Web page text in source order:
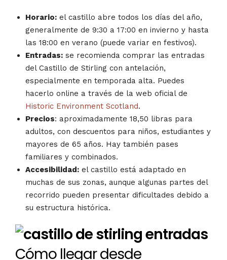
Horario: el castillo abre todos los días del año,
generalmente de 9:30 a 17:00 en invierno y hasta
las 18:00 en verano (puede variar en festivos).
Entradas: se recomienda comprar las entradas
del Castillo de Stirling con antelación,
especialmente en temporada alta. Puedes
hacerlo online a través de la web oficial de
Historic Environment Scotland.
Precios: aproximadamente 18,50 libras para
adultos, con descuentos para niños, estudiantes y
mayores de 65 años. Hay también pases
familiares y combinados.
Accesibilidad: el castillo está adaptado en
muchas de sus zonas, aunque algunas partes del
recorrido pueden presentar dificultades debido a
su estructura histórica.
Cómo llegar desde